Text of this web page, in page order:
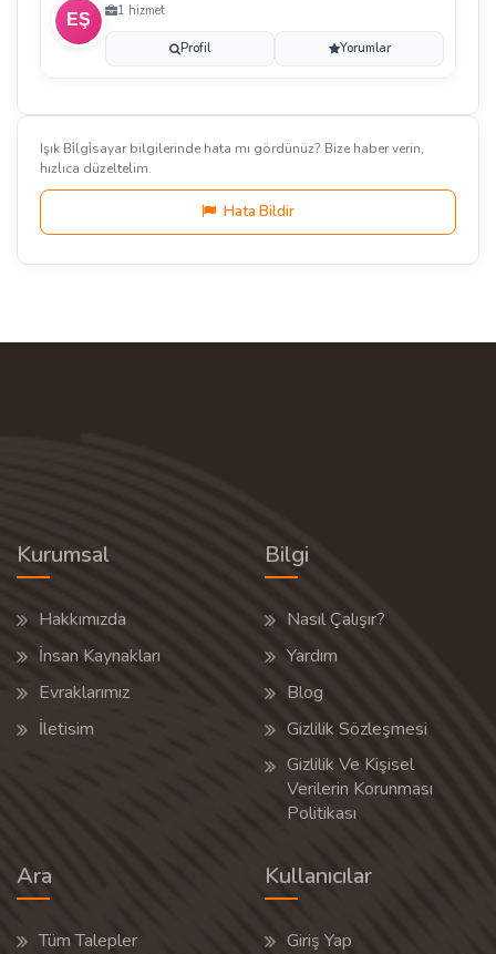
1 hizmet
Profil Yorumlar
Işık Bi̇lgi̇sayar bilgilerinde hata mı gördünüz? Bize haber verin,
hızlıca düzeltelim.
Hata Bildir
Kurumsal
Hakkımızda
İnsan Kaynakları
Evraklarımız
İletisim
Bilgi
Nasıl Çalışır?
Yardım
Blog
Gizlilik Sözleşmesi
Gizlilik Ve Kişisel
Verilerin Korunması
Politikası
Ara
Tüm Talepler
Kullanıcılar
Giriş Yap